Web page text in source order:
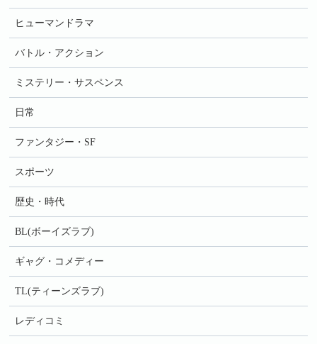
ヒューマンドラマ
バトル・アクション
ミステリー・サスペンス
日常
ファンタジー・SF
スポーツ
歴史・時代
BL(ボーイズラブ)
ギャグ・コメディー
TL(ティーンズラブ)
レディコミ